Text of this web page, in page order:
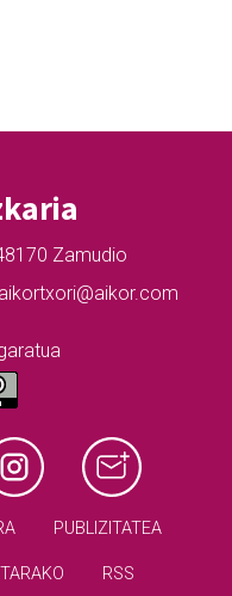
Zamudio
PUBLIZITATEA
RSS